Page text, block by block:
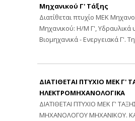
Μηχανικού Γ' Τάξης
Διατίθεται πτυχίο ΜΕΚ
Μηχανικού: Η/Μ Γ', Υδραυλικά
Βιομηχανικά - Ενεργειακά Γ'.
ΔΙΑΤΙΘΕΤΑΙ ΠΤΥΧΙΟ ΜΕΚ Γ'
ΗΛΕΚΤΡΟΜΗΧΑΝΟΛΟΓΙΚΑ
ΔΙΑΤΙΘΕΤΑΙ ΠΤΥΧΙΟ ΜΕΚ Γ'
ΜΗΧΑΝΟΛΟΓΟΥ ΜΗΧΑΝΙΚΟΥ.